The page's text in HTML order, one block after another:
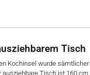
Tisch
Kochinsel wurde
ausziehbare Tisch ist 160 cm